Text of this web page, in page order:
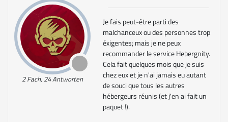
2 Fach, 24 Antworten
Je fais peut-être parti des
malchanceux ou des personnes trop
éxigentes; mais je ne peux
recommander le service Hebergnity.
Cela fait quelques mois que je suis
chez eux et je n'ai jamais eu autant
de souci que tous les autres
hébergeurs réunis (et j'en ai fait un
paquet !).